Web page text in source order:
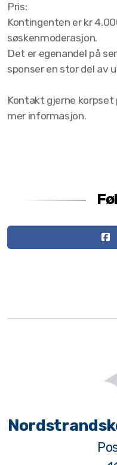
Pris:
Kontingenten er kr
søskenmoderasjon.
Det er egenandel på
sponser en stor del av
Kontakt gjerne korpset
mer informasjon.